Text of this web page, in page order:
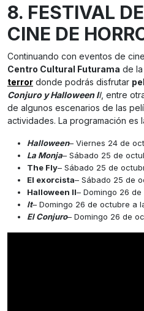
8. FESTIVAL
CINE DE
Continuando con eventos de
Centro Cultural Futurama de la
terror donde podrás disfrutar
Conjuro y Halloween II, entre
de algunos escenarios de las
actividades. La programación es
Halloween– Viernes 24 de
La Monja– Sábado 25 de
The Fly– Sábado 25 de
El exorcista– Sábado 25 de
Halloween II– Domingo 26
It– Domingo 26 de octubre a
El Conjuro– Domingo 26 de